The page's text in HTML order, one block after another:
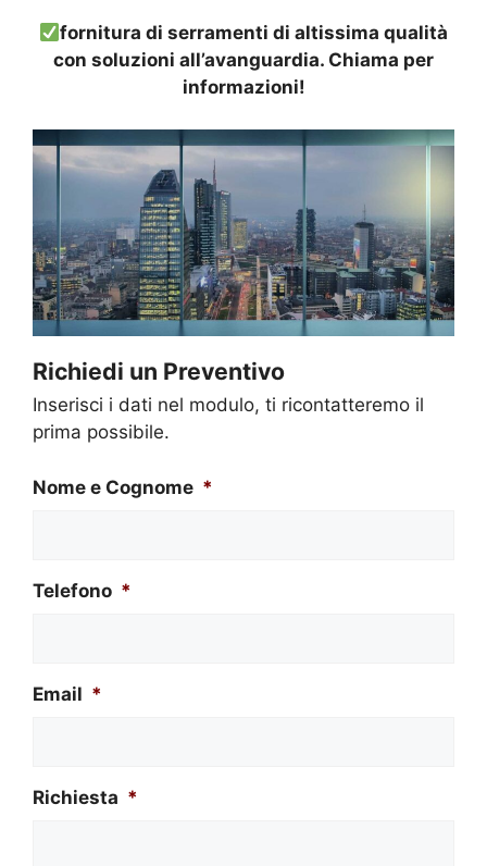
fornitura di serramenti di altissima qualità
con soluzioni all’avanguardia. Chiama per
informazioni!
Richiedi un Preventivo
Inserisci i dati nel modulo, ti ricontatteremo il
prima possibile.
Nome e Cognome *
Telefono *
Email *
Richiesta *